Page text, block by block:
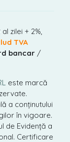
zilei + 2%,
TVA
bancar /
este marcă
a conținutului
în vigoare.
de Evidență a
Certificare